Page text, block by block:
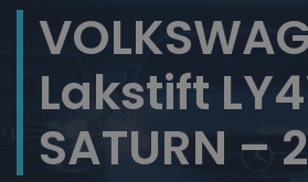
Lakstift
SATURN –